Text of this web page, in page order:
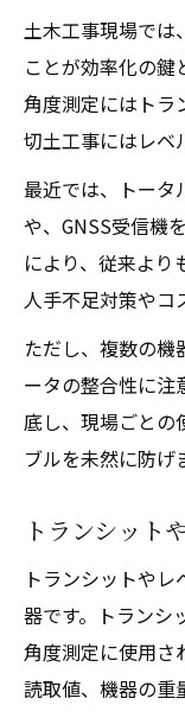
土木工事現場では
ことが効率化の鍵
角度測定にはトラ
切土工事にはレベ
最近では、トータ
や、GNSS受信機
により、従来より
人手不足対策やコ
ただし、複数の
ータの整合性に注
底し、現場ごとの
ブルを未然に防げ
トランシット
トランシットや
器です。トランシ
角度測定に使用さ
読取値、機器の重